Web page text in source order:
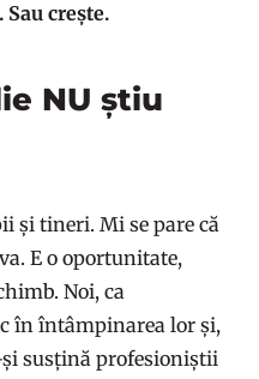
crește.
NU știu
și tineri. Mi se pare că
E o oportunitate,
Noi, ca
în întâmpinarea lor și,
susțină profesioniștii